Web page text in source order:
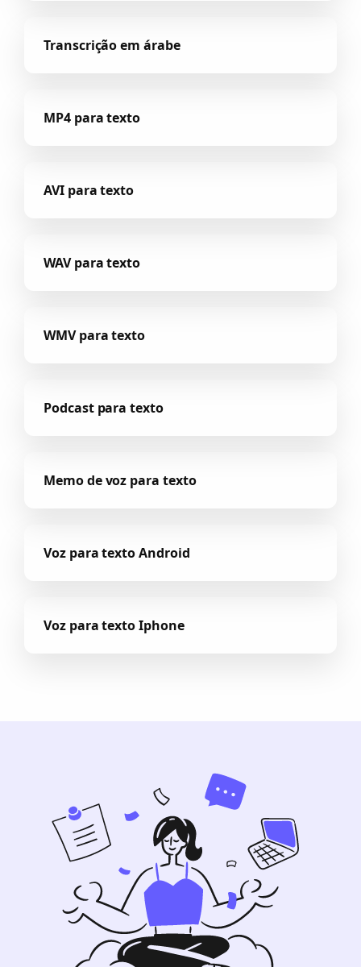
Transcrição em árabe
MP4 para texto
AVI para texto
WAV para texto
WMV para texto
Podcast para texto
Memo de voz para texto
Voz para texto Android
Voz para texto Iphone